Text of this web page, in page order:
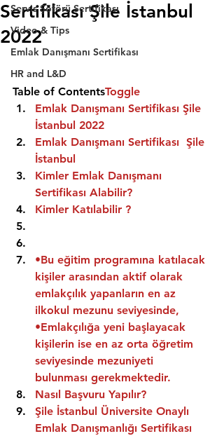
Servis Şöförü Sertifikası
Video & Tips
Emlak Danışmanı Sertifikası
HR and L&D
Sertifikası Şile İstanbul
2022
Table of ContentsToggle
Emlak Danışmanı Sertifikası Şile
İstanbul 2022
Emlak Danışmanı Sertifikası  Şile
İstanbul
Kimler Emlak Danışmanı
Sertifikası Alabilir?
Kimler Katılabilir ?
•Bu eğitim programına katılacak
kişiler arasından aktif olarak
emlakçılık yapanların en az
ilkokul mezunu seviyesinde,
•Emlakçılığa yeni başlayacak
kişilerin ise en az orta öğretim
seviyesinde mezuniyeti
bulunması gerekmektedir.
Nasıl Başvuru Yapılır?
Şile İstanbul Üniversite Onaylı
Emlak Danışmanlığı Sertifikası